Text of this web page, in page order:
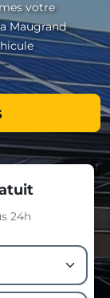
votre
Maugrand
24h